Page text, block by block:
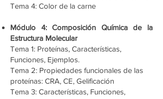
Tema 4: Color de la carne
Módulo 4: Composición Química de la
Estructura Molecular
Tema 1: Proteínas, Características,
Funciones, Ejemplos.
Tema 2: Propiedades funcionales de las
proteínas: CRA, CE, Gelificación
Tema 3: Características, Funciones,